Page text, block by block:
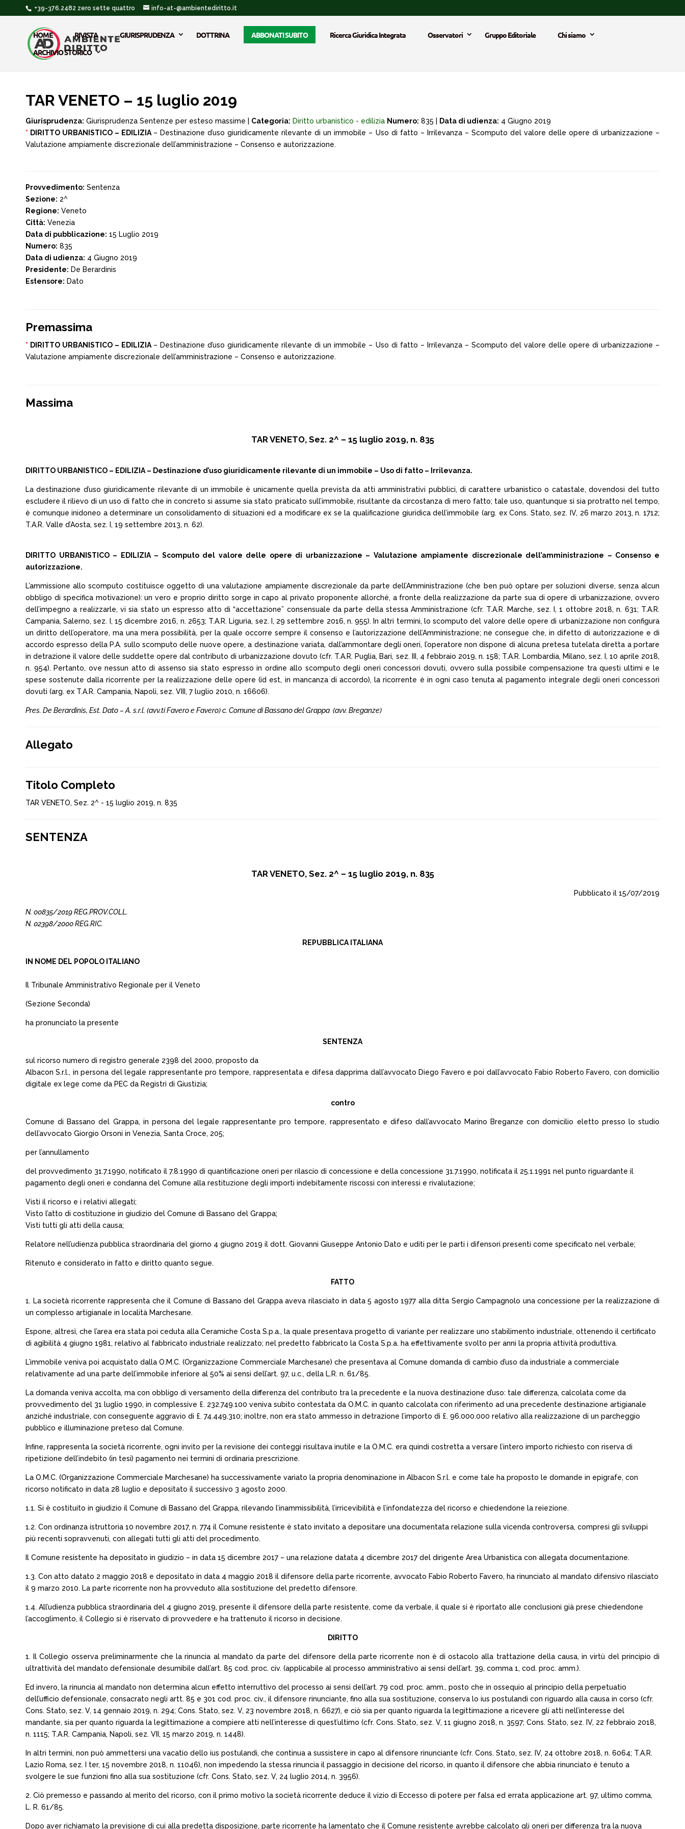
+39-376.2482 zero sette quattro info-at-@ambientediritto.it
HOME RIVISTA GIURISPRUDENZA DOTTRINA ABBONATI SUBITO Ricerca Giuridica Integrata Osservatori Gruppo Editoriale
Chi siamo
ARCHIVIO STORICO
TAR VENETO – 15 luglio 2019
Giurisprudenza: Giurisprudenza Sentenze per esteso massime | Categoria: Diritto urbanistico - edilizia Numero: 835 | Data di udienza: 4 Giugno 2019
* DIRITTO URBANISTICO – EDILIZIA – Destinazione d’uso giuridicamente rilevante di un immobile – Uso di fatto – Irrilevanza – Scomputo del valore delle opere di urbanizzazione –
Valutazione ampiamente discrezionale dell’amministrazione – Consenso e autorizzazione.
Provvedimento: Sentenza
Sezione: 2^
Regione: Veneto
Città: Venezia
Data di pubblicazione: 15 Luglio 2019
Numero: 835
Data di udienza: 4 Giugno 2019
Presidente: De Berardinis
Estensore: Dato
Premassima
* DIRITTO URBANISTICO – EDILIZIA – Destinazione d’uso giuridicamente rilevante di un immobile – Uso di fatto – Irrilevanza – Scomputo del valore delle opere di urbanizzazione –
Valutazione ampiamente discrezionale dell’amministrazione – Consenso e autorizzazione.
Massima
TAR VENETO, Sez. 2^ – 15 luglio 2019, n. 835
DIRITTO URBANISTICO – EDILIZIA – Destinazione d’uso giuridicamente rilevante di un immobile – Uso di fatto – Irrilevanza.
La destinazione d’uso giuridicamente rilevante di un immobile è unicamente quella prevista da atti amministrativi pubblici, di carattere urbanistico o catastale, dovendosi del tutto
escludere il rilievo di un uso di fatto che in concreto si assume sia stato praticato sull’immobile, risultante da circostanza di mero fatto; tale uso, quantunque si sia protratto nel tempo,
è comunque inidoneo a determinare un consolidamento di situazioni ed a modificare ex se la qualificazione giuridica dell’immobile (arg. ex Cons. Stato, sez. IV, 26 marzo 2013, n. 1712;
T.A.R. Valle d’Aosta, sez. I, 19 settembre 2013, n. 62).
DIRITTO URBANISTICO – EDILIZIA – Scomputo del valore delle opere di urbanizzazione – Valutazione ampiamente discrezionale dell’amministrazione – Consenso e
autorizzazione.
L’ammissione allo scomputo costituisce oggetto di una valutazione ampiamente discrezionale da parte dell’Amministrazione (che ben può optare per soluzioni diverse, senza alcun
obbligo di specifica motivazione): un vero e proprio diritto sorge in capo al privato proponente allorché, a fronte della realizzazione da parte sua di opere di urbanizzazione, ovvero
dell’impegno a realizzarle, vi sia stato un espresso atto di “accettazione” consensuale da parte della stessa Amministrazione (cfr. T.A.R. Marche, sez. I, 1 ottobre 2018, n. 631; T.A.R.
Campania, Salerno, sez. I, 15 dicembre 2016, n. 2653; T.A.R. Liguria, sez. I, 29 settembre 2016, n. 955). In altri termini, lo scomputo del valore delle opere di urbanizzazione non configura
un diritto dell’operatore, ma una mera possibilità, per la quale occorre sempre il consenso e l’autorizzazione dell’Amministrazione; ne consegue che, in difetto di autorizzazione e di
accordo espresso della P.A. sullo scomputo delle nuove opere, a destinazione variata, dall’ammontare degli oneri, l’operatore non dispone di alcuna pretesa tutelata diretta a portare
in detrazione il valore delle suddette opere dal contributo di urbanizzazione dovuto (cfr. T.A.R. Puglia, Bari, sez. III, 4 febbraio 2019, n. 158; T.A.R. Lombardia, Milano, sez. I, 10 aprile 2018,
n. 954). Pertanto, ove nessun atto di assenso sia stato espresso in ordine allo scomputo degli oneri concessori dovuti, ovvero sulla possibile compensazione tra questi ultimi e le
spese sostenute dalla ricorrente per la realizzazione delle opere (id est, in mancanza di accordo), la ricorrente è in ogni caso tenuta al pagamento integrale degli oneri concessori
dovuti (arg. ex T.A.R. Campania, Napoli, sez. VIII, 7 luglio 2010, n. 16606).
Pres. De Berardinis, Est. Dato – A. s.r.l. (avv.ti Favero e Favero) c. Comune di Bassano del Grappa (avv. Breganze)
Allegato
Titolo Completo
TAR VENETO, Sez. 2^ - 15 luglio 2019, n. 835
SENTENZA
TAR VENETO, Sez. 2^ – 15 luglio 2019, n. 835
Pubblicato il 15/07/2019
N. 00835/2019 REG.PROV.COLL.
N. 02398/2000 REG.RIC.
REPUBBLICA ITALIANA
IN NOME DEL POPOLO ITALIANO
Il Tribunale Amministrativo Regionale per il Veneto
(Sezione Seconda)
ha pronunciato la presente
SENTENZA
sul ricorso numero di registro generale 2398 del 2000, proposto da
Albacon S.r.l., in persona del legale rappresentante pro tempore, rappresentata e difesa dapprima dall’avvocato Diego Favero e poi dall’avvocato Fabio Roberto Favero, con domicilio
digitale ex lege come da PEC da Registri di Giustizia;
contro
Comune di Bassano del Grappa, in persona del legale rappresentante pro tempore, rappresentato e difeso dall’avvocato Marino Breganze con domicilio eletto presso lo studio
dell’avvocato Giorgio Orsoni in Venezia, Santa Croce, 205;
per l’annullamento
del provvedimento 31.7.1990, notificato il 7.8.1990 di quantificazione oneri per rilascio di concessione e della concessione 31.7.1990, notificata il 25.1.1991 nel punto riguardante il
pagamento degli oneri e condanna del Comune alla restituzione degli importi indebitamente riscossi con interessi e rivalutazione;
Visti il ricorso e i relativi allegati;
Visto l’atto di costituzione in giudizio del Comune di Bassano del Grappa;
Visti tutti gli atti della causa;
Relatore nell’udienza pubblica straordinaria del giorno 4 giugno 2019 il dott. Giovanni Giuseppe Antonio Dato e uditi per le parti i difensori presenti come specificato nel verbale;
Ritenuto e considerato in fatto e diritto quanto segue.
FATTO
1. La società ricorrente rappresenta che il Comune di Bassano del Grappa aveva rilasciato in data 5 agosto 1977 alla ditta Sergio Campagnolo una concessione per la realizzazione di
un complesso artigianale in località Marchesane.
Espone, altresì, che l’area era stata poi ceduta alla Ceramiche Costa S.p.a., la quale presentava progetto di variante per realizzare uno stabilimento industriale, ottenendo il certificato
di agibilità 4 giugno 1981, relativo al fabbricato industriale realizzato; nel predetto fabbricato la Costa S.p.a. ha effettivamente svolto per anni la propria attività produttiva.
L’immobile veniva poi acquistato dalla O.M.C. (Organizzazione Commerciale Marchesane) che presentava al Comune domanda di cambio d’uso da industriale a commerciale
relativamente ad una parte dell’immobile inferiore al 50% ai sensi dell’art. 97, u.c., della L.R. n. 61/85.
La domanda veniva accolta, ma con obbligo di versamento della differenza del contributo tra la precedente e la nuova destinazione d’uso: tale differenza, calcolata come da
provvedimento del 31 luglio 1990, in complessive £. 232.749.100 veniva subito contestata da O.M.C. in quanto calcolata con riferimento ad una precedente destinazione artigianale
anziché industriale, con conseguente aggravio di £. 74.449.310; inoltre, non era stato ammesso in detrazione l’importo di £. 96.000.000 relativo alla realizzazione di un parcheggio
pubblico e illuminazione preteso dal Comune.
Infine, rappresenta la società ricorrente, ogni invito per la revisione dei conteggi risultava inutile e la O.M.C. era quindi costretta a versare l’intero importo richiesto con riserva di
ripetizione dell’indebito (in tesi) pagamento nei termini di ordinaria prescrizione.
La O.M.C. (Organizzazione Commerciale Marchesane) ha successivamente variato la propria denominazione in Albacon S.r.l. e come tale ha proposto le domande in epigrafe, con
ricorso notificato in data 28 luglio e depositato il successivo 3 agosto 2000.
1.1. Si è costituito in giudizio il Comune di Bassano del Grappa, rilevando l’inammissibilità, l’irricevibilità e l’infondatezza del ricorso e chiedendone la reiezione.
1.2. Con ordinanza istruttoria 10 novembre 2017, n. 774 il Comune resistente è stato invitato a depositare una documentata relazione sulla vicenda controversa, compresi gli sviluppi
più recenti sopravvenuti, con allegati tutti gli atti del procedimento.
Il Comune resistente ha depositato in giudizio – in data 15 dicembre 2017 – una relazione datata 4 dicembre 2017 del dirigente Area Urbanistica con allegata documentazione.
1.3. Con atto datato 2 maggio 2018 e depositato in data 4 maggio 2018 il difensore della parte ricorrente, avvocato Fabio Roberto Favero, ha rinunciato al mandato difensivo rilasciato
il 9 marzo 2010. La parte ricorrente non ha provveduto alla sostituzione del predetto difensore.
1.4. All’udienza pubblica straordinaria del 4 giugno 2019, presente il difensore della parte resistente, come da verbale, il quale si è riportato alle conclusioni già prese chiedendone
l’accoglimento, il Collegio si è riservato di provvedere e ha trattenuto il ricorso in decisione.
DIRITTO
1. Il Collegio osserva preliminarmente che la rinuncia al mandato da parte del difensore della parte ricorrente non è di ostacolo alla trattazione della causa, in virtù del principio di
ultrattività del mandato defensionale desumibile dall’art. 85 cod. proc. civ. (applicabile al processo amministrativo ai sensi dell’art. 39, comma 1, cod. proc. amm.).
Ed invero, la rinuncia al mandato non determina alcun effetto interruttivo del processo ai sensi dell’art. 79 cod. proc. amm., posto che in ossequio al principio della perpetuatio
dell’ufficio defensionale, consacrato negli artt. 85 e 301 cod. proc. civ., il difensore rinunciante, fino alla sua sostituzione, conserva lo ius postulandi con riguardo alla causa in corso (cfr.
Cons. Stato, sez. V, 14 gennaio 2019, n. 294; Cons. Stato, sez. V, 23 novembre 2018, n. 6627), e ciò sia per quanto riguarda la legittimazione a ricevere gli atti nell’interesse del
mandante, sia per quanto riguarda la legittimazione a compiere atti nell’interesse di quest’ultimo (cfr. Cons. Stato, sez. V, 11 giugno 2018, n. 3597; Cons. Stato, sez. IV, 22 febbraio 2018,
n. 1115; T.A.R. Campania, Napoli, sez. VII, 15 marzo 2019, n. 1448).
In altri termini, non può ammettersi una vacatio dello ius postulandi, che continua a sussistere in capo al difensore rinunciante (cfr. Cons. Stato, sez. IV, 24 ottobre 2018, n. 6064; T.A.R.
Lazio Roma, sez. I ter, 15 novembre 2018, n. 11046), non impedendo la stessa rinuncia il passaggio in decisione del ricorso, in quanto il difensore che abbia rinunciato è tenuto a
svolgere le sue funzioni fino alla sua sostituzione (cfr. Cons. Stato, sez. V, 24 luglio 2014, n. 3956).
2. Ciò premesso e passando al merito del ricorso, con il primo motivo la società ricorrente deduce il vizio di Eccesso di potere per falsa ed errata applicazione art. 97, ultimo comma,
L. R. 61/85.
Dopo aver richiamato la previsione di cui alla predetta disposizione, parte ricorrente ha lamentato che il Comune resistente avrebbe calcolato gli oneri per differenza tra la nuova